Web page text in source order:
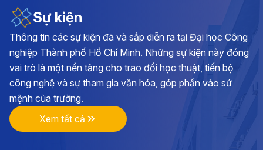
học kỳ I, năm học 2026 - 2027
28/04/2026 Thông báo
Kế hoạch triển khai cuộc thi chính luận về bảo vệ
nền tảng tư tưởng của Đảng lần thứ 6, năm 2026
tại Đảng bộ Trường ĐH Công nghiệp TP.HCM
17/04/2026 Thông báo
Thông báo v/v vận động đóng góp hình ảnh, tư
liệu và hiện vật hướng tới kỷ niệm 70 năm Ngày
Sự kiện
Thông tin các sự kiện đã và sắp diễn ra tại Đại học Công
nghiệp Thành phố Hồ Chí Minh. Những sự kiện này đóng
vai trò là một nền tảng cho trao đổi học thuật, tiến bộ
công nghệ và sự tham gia văn hóa, góp phần vào sứ
mệnh của trường.
Xem tất cả